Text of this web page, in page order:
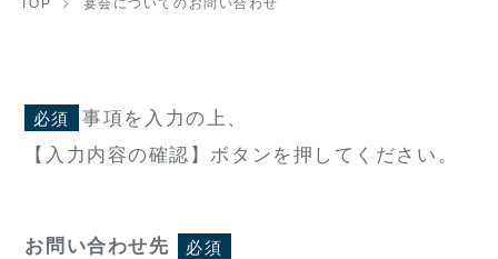
TOP 宴会についてのお問い合わせ
必須
事項を入力の上、
【入力内容の確認】ボタンを押してください。
お問い合わせ先 必須